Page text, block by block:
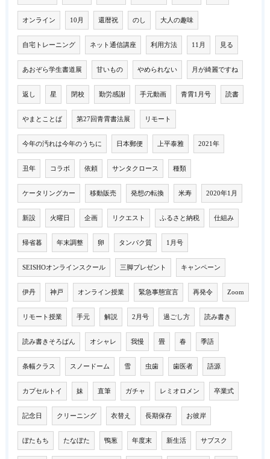
オンライン 10月 還暦祝 のし 大人の趣味
自宅トレーニング ネット通信講座 利用方法 11月 見る
あおぞら学生書道展 甘いもの やめられない 月が綺麗ですね
返し 星 閉校 勤労感謝 手元動画 青霄1月号 読書
やまとことば 第27回青霄書法展 リモート
今年の汚れは今年のうちに 日本郵便 上平泰雅 2021年
丑年 コラボ 依頼 サンタクロース 種類
ケータリングカー 移動販売 発想の転換 米寿 2020年1月
新設 火曜日 企画 リクエスト ふるさと納税 仕組み
帰省暮 年末調整 卵 タンパク質 1月号
SEISHOオンラインスクール 三脚プレゼント キャンペーン
伊丹 神戸 オンライン授業 緊急事態宣言 再発令 Zoom
リモート授業 手元 解説 2月号 過ごし方 読み書き
読み書きそろばん オシャレ 我慢 畳 春 季語
条幅クラス スノードーム 雪 虫歯 歯医者 語源
カプセルトイ 妹 直筆 ガチャ レミオロメン 卒業式
記念日 クリーニング 衣替え 長期保存 お彼岸
ぼたもち たなぼた 鴨葱 年度末 新生活 サブスク